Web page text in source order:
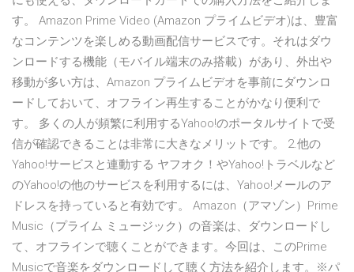
す。 Amazon Prime Video (Amazon プライムビデオ)は、豊富
なコンテンツを楽しめる動画配信サービスです。それはダウ
ンロードする機能（モバイル端末のみ搭載）があり、外出や
移動が多い方は、Amazon プライムビデオを事前にダウンロ
ードしておいて、オフライン再生することがかなり便利で
す。 多くの人が頻繁に利用するYahoo!のポータルサイトで受
信が確認できることは非常に大きなメリットです。 2.他の
Yahoo!サービスと連動する ヤフオク！やYahoo!トラベルなど
のYahoo!の他のサービスを利用するには、Yahoo!メールのア
ドレスを持っていると有効です。 Amazon（アマゾン）Prime
Music（プライム ミュージック）の音楽は、ダウンロードし
て、オフラインで聴くことができます。今回は、このPrime
Musicで音楽をダウンロードして聴く方法を紹介します。※パ